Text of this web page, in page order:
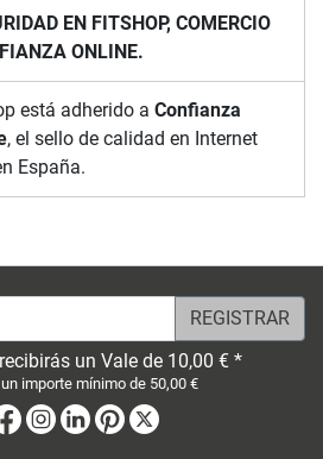
EN FITSHOP, COMERCIO
ONLINE.
está adherido a Confianza
, el sello de calidad en Internet
España.
un Vale de 10,00 € *
importe mínimo de 50,00 €
Facebook
Instagram
LinkedinPinterest